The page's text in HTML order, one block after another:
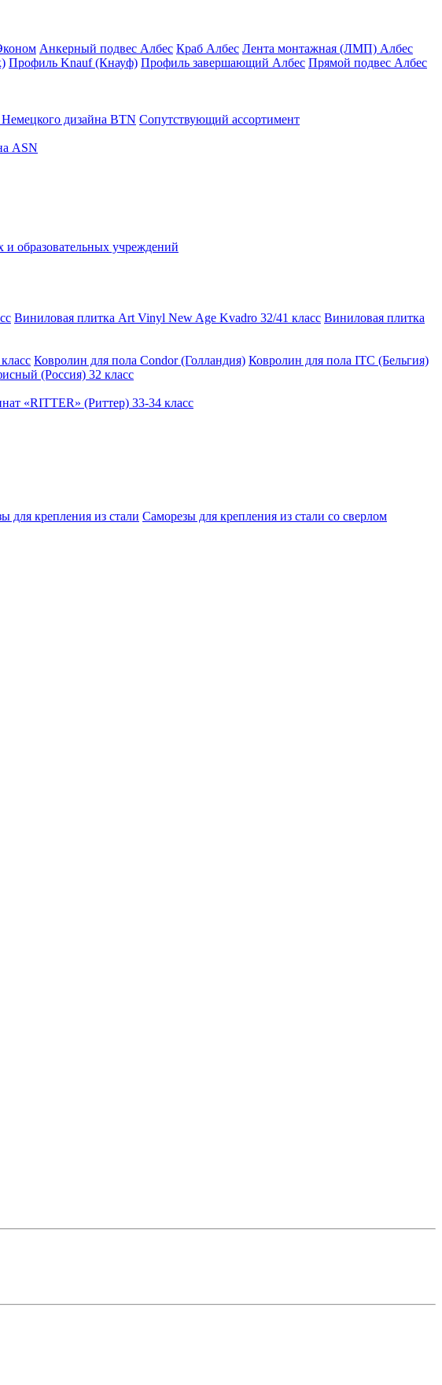
Анкерный подвес Албес Краб Албес Лента монтажная (ЛМП) Албес
Профиль Knauf (Кнауф) Профиль завершающий Албес Прямой подвес Албес
Немецкого дизайна ВТN Сопутствующий ассортимент
АSN
образовательных учреждений
Виниловая плитка Art Vinyl New Age Kvadro 32/41 класс Виниловая плитка
Ковролин для пола Condor (Голландия) Ковролин для пола ITC (Бельгия)
(Россия) 32 класс
«RITTER» (Риттер) 33-34 класс
для крепления из стали Саморезы для крепления из стали со сверлом